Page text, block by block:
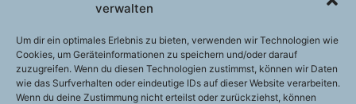
verwalten
Um dir ein optimales Erlebnis zu bieten, verwenden wir Technologien wie
Cookies, um Geräteinformationen zu speichern und/oder darauf
zuzugreifen. Wenn du diesen Technologien zustimmst, können wir Daten
wie das Surfverhalten oder eindeutige IDs auf dieser Website verarbeiten.
Wenn du deine Zustimmung nicht erteilst oder zurückziehst, können
Sportpsychologie München GbR
Leistung gesund entwickeln
Engelhardstraße 10a
81369 München